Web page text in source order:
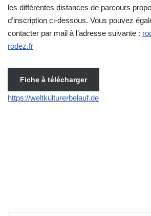
les différentes distances de parcours
d’inscription ci-dessous. Vous pouvez
contacter par mail à l’adresse suivante :
rodez.fr
Fiche à télécharger
https://weltkulturerbelauf.de